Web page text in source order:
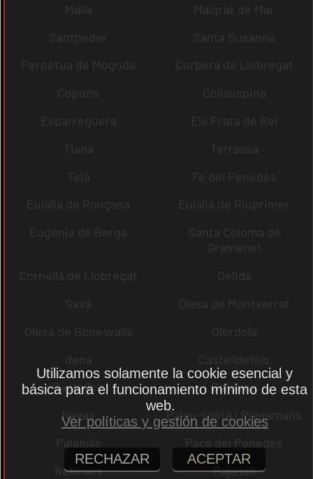
Malla
Malgrat de Mar
Santpedor
Santa Susanna
Perpètua de Mogoda
Corbera de Llobregat
Copons
Collsuspina
Esparreguera
Els Prats de Rei
Tiana
Terrassa
Teià
Fe del Penedès
Eulàlia de Ronçana
Eulàlia de Riuprimer
Eugènia de Berga
Santa Coloma de
Gramenet
Cornellà de Llobregat
Gelida
Gavà
Olesa de Montserrat
Olesa de Bonesvalls
Olèrdola
dena
Castelldefels
Castellcir
Cardona
Navas
Palau-solità i Plegamans
Palafolls
Pacs del Penedès
Rellinars
Rajadell
Utilizamos solamente la cookie esencial y
básica para el funcionamiento mínimo de esta
web.
Ver políticas y gestión de cookies
RECHAZAR ACEPTAR